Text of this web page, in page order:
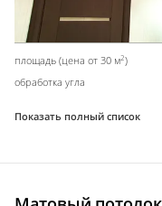
площадь (цена от 30 м2)
обработка угла
Показать полный список